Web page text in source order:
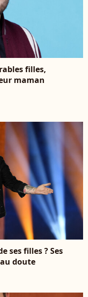
filles,
maman
ses filles ? Ses
doute